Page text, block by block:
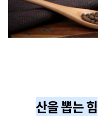
산을 뽑는 힘